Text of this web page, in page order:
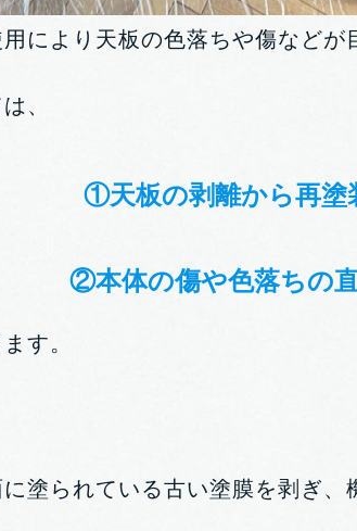
により天板の色落ちや傷などが
、
①天板の剥離から再塗
②本体の傷や色落ちの
す。
塗られている古い塗膜を剥ぎ